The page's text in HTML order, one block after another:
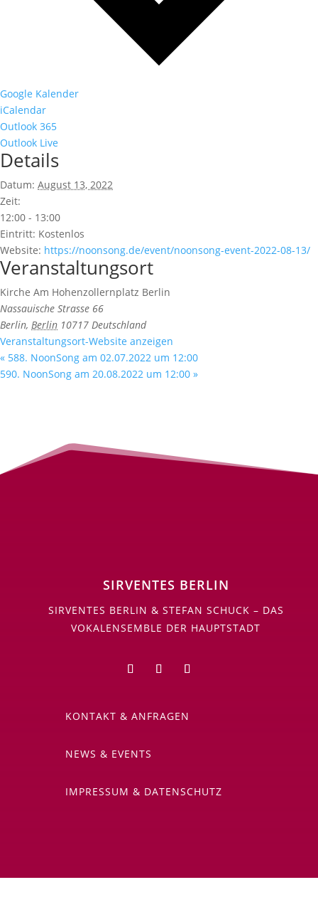
Google Kalender
iCalendar
Outlook 365
Outlook Live
Details
Datum: August 13, 2022
Zeit:
12:00 - 13:00
Eintritt: Kostenlos
Website: https://noonsong.de/event/noonsong-event-2022-08-13/
Veranstaltungsort
Kirche Am Hohenzollernplatz Berlin
Nassauische Strasse 66
Berlin, Berlin 10717 Deutschland
Veranstaltungsort-Website anzeigen
« 588. NoonSong am 02.07.2022 um 12:00
590. NoonSong am 20.08.2022 um 12:00 »
SIRVENTES BERLIN
SIRVENTES BERLIN & STEFAN SCHUCK – DAS
VOKALENSEMBLE DER HAUPTSTADT
KONTAKT & ANFRAGEN
NEWS & EVENTS
IMPRESSUM & DATENSCHUTZ